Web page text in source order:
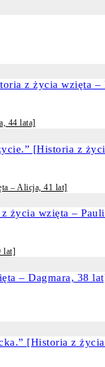
44 lata]
– Alicja, 41 lat]
lat]